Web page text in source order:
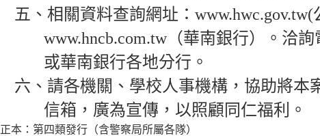
五、相關資料查詢網址：www.hwc.gov.tw(
www.hncb.com.tw（華南銀行）。洽詢
或華南銀行各地分行。
六、請各機關、學校人事機構，協助將本
信箱，廣為宣傳，以照顧同仁福利。
正本： 第四類發行（含警察局所屬各隊）